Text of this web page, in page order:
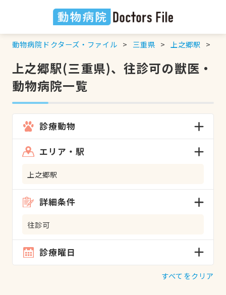
動物病院ドクターズ・ファイル 三重県 上之郷駅
上之郷駅(三重県)、往診可の獣医・
動物病院一覧
診療動物
エリア・駅
上之郷駅
詳細条件
往診可
診療曜日
すべてをクリア